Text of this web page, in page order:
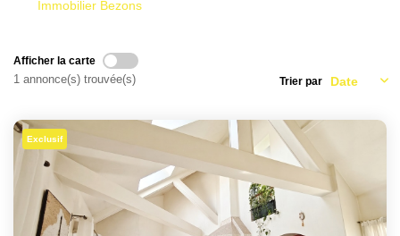
Qui Sommes Nous
AFR IMMOBILIER Carrières-Sur-Seine
AFR IMMOBILIER Chatou - Transaction
AFR IMMOBILIER Houilles
AFR IMMOBILIER Sartrouville
Immobilier Bezons
Afficher la carte
1 annonce(s) trouvée(s) Trier par
Exclusif